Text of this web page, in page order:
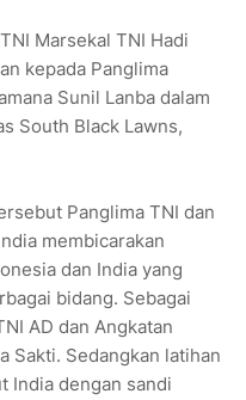
Marsekal TNI Hadi
kepada Panglima
Sunil Lanba dalam
South Black Lawns,
Panglima TNI dan
membicarakan
dan India yang
bidang. Sebagai
AD dan Angkatan
Sakti. Sedangkan latihan
India dengan sandi